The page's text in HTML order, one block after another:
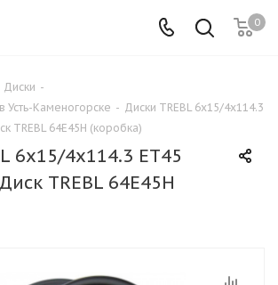
0
Диски -
Усть-Каменогорске - Диски TREBL 6x15/4x114.3
TREBL 64E45H (коробка)
6x15/4x114.3 ET45
TREBL 64E45H